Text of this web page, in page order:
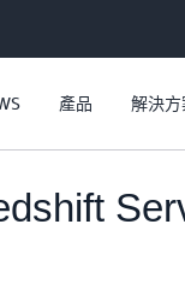
產品 解決方